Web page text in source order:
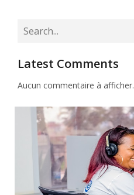
Latest Comments
Aucun commentaire à afficher.